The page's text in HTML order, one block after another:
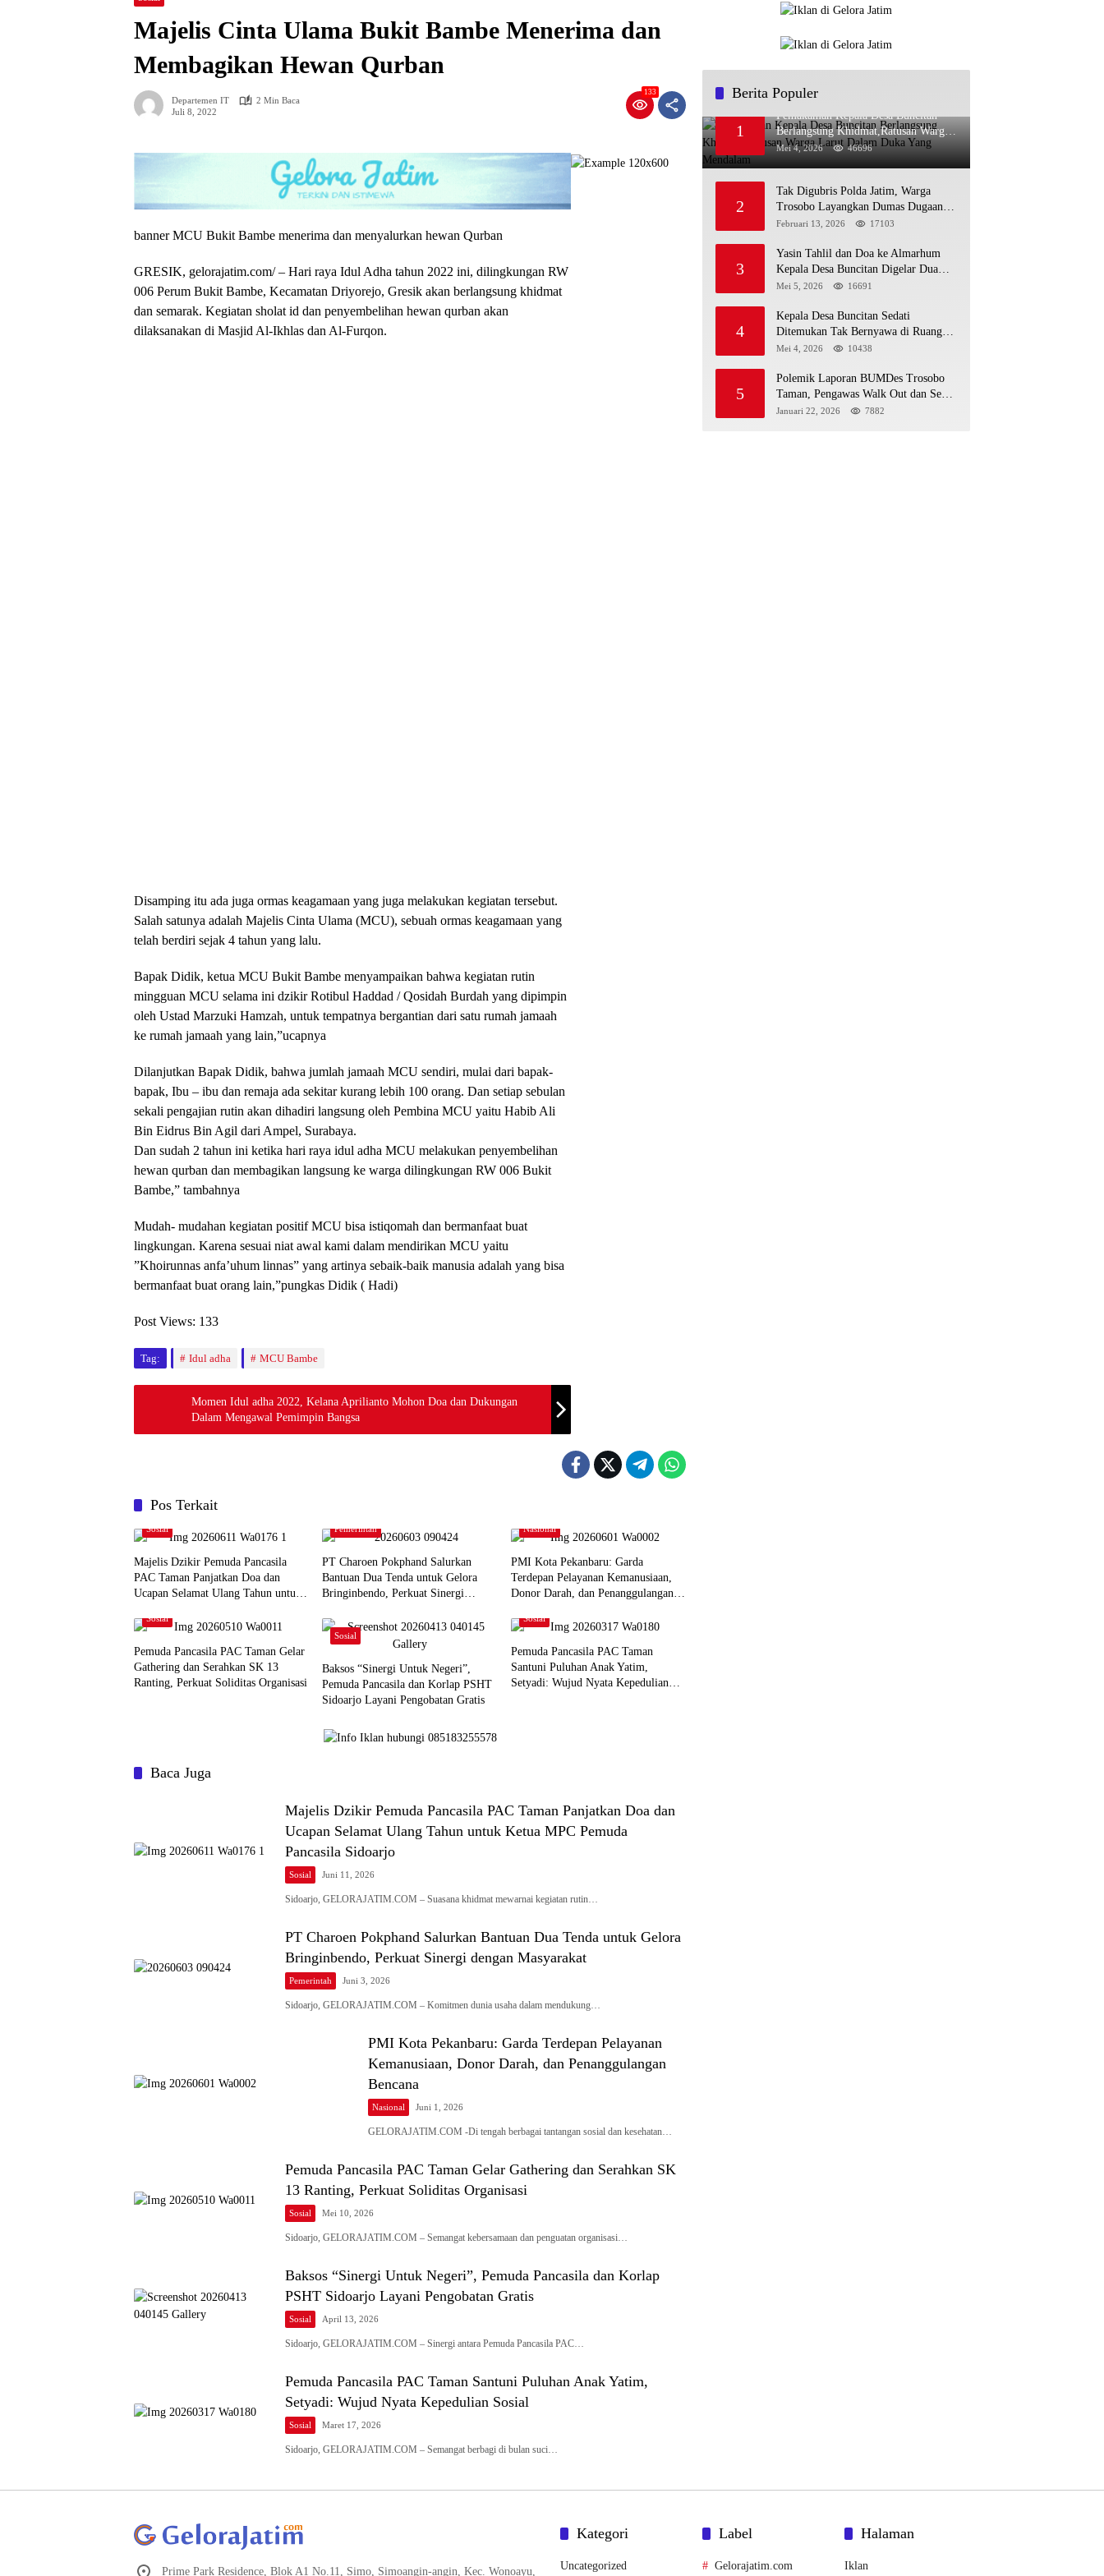
Majelis Cinta Ulama Bukit Bambe Menerima dan
Membagikan Hewan Qurban
Departemen IT
2 Min Baca
Juli 8, 2022
133
banner MCU Bukit Bambe menerima dan menyalurkan hewan Qurban
GRESIK, gelorajatim.com/ – Hari raya Idul Adha tahun 2022 ini, dilingkungan RW
006 Perum Bukit Bambe, Kecamatan Driyorejo, Gresik akan berlangsung khidmat
dan semarak. Kegiatan sholat id dan penyembelihan hewan qurban akan
dilaksanakan di Masjid Al-Ikhlas dan Al-Furqon.
Disamping itu ada juga ormas keagamaan yang juga melakukan kegiatan tersebut.
Salah satunya adalah Majelis Cinta Ulama (MCU), sebuah ormas keagamaan yang
telah berdiri sejak 4 tahun yang lalu.
Bapak Didik, ketua MCU Bukit Bambe menyampaikan bahwa kegiatan rutin
mingguan MCU selama ini dzikir Rotibul Haddad / Qosidah Burdah yang dipimpin
oleh Ustad Marzuki Hamzah, untuk tempatnya bergantian dari satu rumah jamaah
ke rumah jamaah yang lain,”ucapnya
Dilanjutkan Bapak Didik, bahwa jumlah jamaah MCU sendiri, mulai dari bapak-
bapak, Ibu – ibu dan remaja ada sekitar kurang lebih 100 orang. Dan setiap sebulan
sekali pengajian rutin akan dihadiri langsung oleh Pembina MCU yaitu Habib Ali
Bin Eidrus Bin Agil dari Ampel, Surabaya.
Dan sudah 2 tahun ini ketika hari raya idul adha MCU melakukan penyembelihan
hewan qurban dan membagikan langsung ke warga dilingkungan RW 006 Bukit
Bambe,” tambahnya
Mudah- mudahan kegiatan positif MCU bisa istiqomah dan bermanfaat buat
lingkungan. Karena sesuai niat awal kami dalam mendirikan MCU yaitu
”Khoirunnas anfa’uhum linnas” yang artinya sebaik-baik manusia adalah yang bisa
bermanfaat buat orang lain,”pungkas Didik ( Hadi)
Post Views: 133
Tag: Idul adha MCU Bambe
Momen Idul adha 2022, Kelana Aprilianto Mohon Doa dan Dukungan
Dalam Mengawal Pemimpin Bangsa
Pos Terkait
Sosial
Majelis Dzikir Pemuda Pancasila
PAC Taman Panjatkan Doa dan
Ucapan Selamat Ulang Tahun untuk
Sidoarjo
Pemerintah
PT Charoen Pokphand Salurkan
Bantuan Dua Tenda untuk Gelora
Bringinbendo, Perkuat Sinergi
Nasional
PMI Kota Pekanbaru: Garda
Terdepan Pelayanan Kemanusiaan,
Donor Darah, dan Penanggulangan
Sosial
Pemuda Pancasila PAC Taman Gelar
Gathering dan Serahkan SK 13
Ranting, Perkuat Soliditas Organisasi
Sosial
Baksos “Sinergi Untuk Negeri”,
Pemuda Pancasila dan Korlap PSHT
Sidoarjo Layani Pengobatan Gratis
Sosial
Pemuda Pancasila PAC Taman
Santuni Puluhan Anak Yatim,
Setyadi: Wujud Nyata Kepedulian
Baca Juga
Majelis Dzikir Pemuda Pancasila PAC Taman Panjatkan Doa dan
Ucapan Selamat Ulang Tahun untuk Ketua MPC Pemuda
Pancasila Sidoarjo
Sosial Juni 11, 2026
Sidoarjo, GELORAJATIM.COM – Suasana khidmat mewarnai kegiatan rutin…
PT Charoen Pokphand Salurkan Bantuan Dua Tenda untuk Gelora
Bringinbendo, Perkuat Sinergi dengan Masyarakat
Pemerintah Juni 3, 2026
Sidoarjo, GELORAJATIM.COM – Komitmen dunia usaha dalam mendukung…
PMI Kota Pekanbaru: Garda Terdepan Pelayanan
Kemanusiaan, Donor Darah, dan Penanggulangan
Bencana
Nasional Juni 1, 2026
GELORAJATIM.COM -Di tengah berbagai tantangan sosial dan kesehatan…
Pemuda Pancasila PAC Taman Gelar Gathering dan Serahkan SK
13 Ranting, Perkuat Soliditas Organisasi
Sosial Mei 10, 2026
Sidoarjo, GELORAJATIM.COM – Semangat kebersamaan dan penguatan organisasi…
Baksos “Sinergi Untuk Negeri”, Pemuda Pancasila dan Korlap
PSHT Sidoarjo Layani Pengobatan Gratis
Sosial April 13, 2026
Sidoarjo, GELORAJATIM.COM – Sinergi antara Pemuda Pancasila PAC…
Pemuda Pancasila PAC Taman Santuni Puluhan Anak Yatim,
Setyadi: Wujud Nyata Kepedulian Sosial
Sosial Maret 17, 2026
Sidoarjo, GELORAJATIM.COM – Semangat berbagi di bulan suci…
Berita Populer
1
Pemakaman Kepala Desa Buncitan
Berlangsung Khidmat,Ratusan Warga
Larut Dalam Duka Yang Mendalam
Mei 4, 2026 46696
2
Tak Digubris Polda Jatim, Warga
Trosobo Layangkan Dumas Dugaan
Korupsi Oknum DPRD Sidoarjo ke
Februari 13, 2026 17103
3
Yasin Tahlil dan Doa ke Almarhum
Kepala Desa Buncitan Digelar Dua
Lokasi
Mei 5, 2026 16691
4
Kepala Desa Buncitan Sedati
Ditemukan Tak Bernyawa di Ruang
Kerja, Dugaan Bunuh Diri Menguat
Mei 4, 2026 10438
5
Polemik Laporan BUMDes Trosobo
Taman, Pengawas Walk Out dan Sebut
Kejanggalan
Januari 22, 2026 7882
Prime Park Residence, Blok A1 No.11, Simo, Simoangin-angin, Kec. Wonoayu,
Kategori
Uncategorized
Label
Gelorajatim.com
Halaman
Iklan